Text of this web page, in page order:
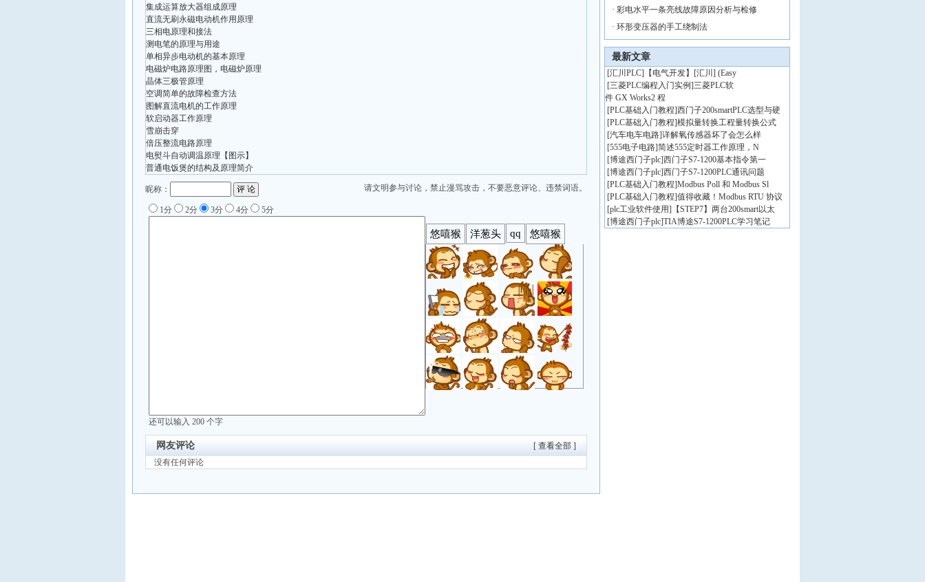
集成运算放大器组成原理
直流无刷永磁电动机作用原理
三相电原理和接法
测电笔的原理与用途
单相异步电动机的基本原理
电磁炉电路原理图，电磁炉原理
晶体三极管原理
空调简单的故障检查方法
图解直流电机的工作原理
软启动器工作原理
雪崩击穿
倍压整流电路原理
电熨斗自动调温原理【图示】
普通电饭煲的结构及原理简介
请文明参与讨论，禁止漫骂攻击，不要恶意评论、违禁词语。
昵称：
1分 2分 3分 4分 5分
还可以输入 200 个字
[ 查看全部 ]
网友评论
没有任何评论
· 彩电水平一条亮线故障原因分析与检修
· 环形变压器的手工绕制法
最新文章
[汇川PLC] 【电气开发】[汇川] (Easy
[三菱PLC编程入门实例]三菱PLC软
件 GX Works2 程
[PLC基础入门教程]西门子200smartPLC选型与硬
[PLC基础入门教程]模拟量转换工程量转换公式
[汽车电车电路]详解氧传感器坏了会怎么样
[555电子电路]简述555定时器工作原理，N
[博途西门子plc]西门子S7-1200基本指令第一
[博途西门子plc]西门子S7-1200PLC通讯问题
[PLC基础入门教程]Modbus Poll 和 Modbus Sl
[PLC基础入门教程]值得收藏！Modbus RTU 协议
[plc工业软件使用] 【STEP7】两台200smart以太
[博途西门子plc]TIA博途S7-1200PLC学习笔记